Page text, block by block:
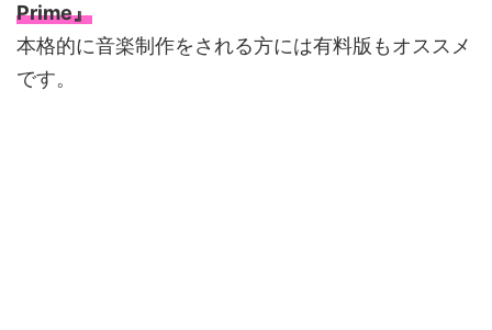
Prime』
本格的に音楽制作をされる方には有料版もオススメ
です。